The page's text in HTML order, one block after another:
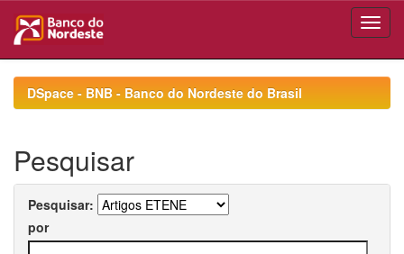
navigationDSpace - BNB - Banco do Nordeste do Brasil
Pesquisar
Pesquisar:
por